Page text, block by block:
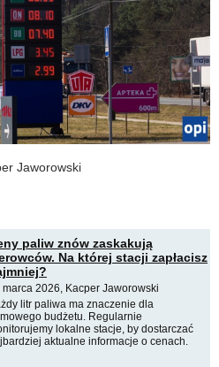
Jaworowski
paliw znów zaskakują
Na której stacji zapłacisz
marca 2026, Kacper Jaworowski
litr paliwa ma znaczenie dla
budżetu. Regularnie
lokalne stacje, by dostarczać
aktualne informacje o cenach.